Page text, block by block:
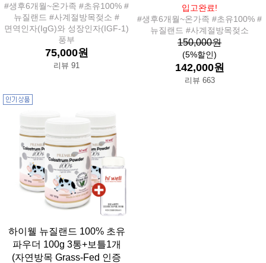
#생후6개월~온가족 #초유100% #
뉴질랜드 #사계절방목젖소 #
면역인자(IgG)와 성장인자(IGF-1)
풍부
75,000원
리뷰 91
입고완료!
#생후6개월~온가족 #초유100% #
뉴질랜드 #사계절방목젖소
150,000원
(5%할인)
142,000원
리뷰 663
하이웰 뉴질랜드 100% 초유
파우더 100g 3통+보틀1개
(자연방목 Grass-Fed 인증